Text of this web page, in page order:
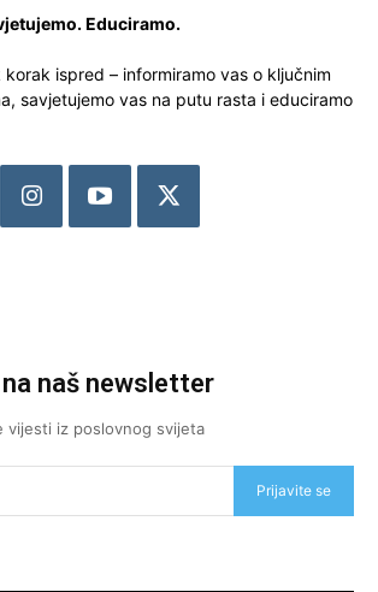
Educiramo.
korak ispred – informiramo vas o ključnim
savjetujemo vas na putu rasta i educiramo
naš newsletter
vijesti iz poslovnog svijeta
Prijavite se